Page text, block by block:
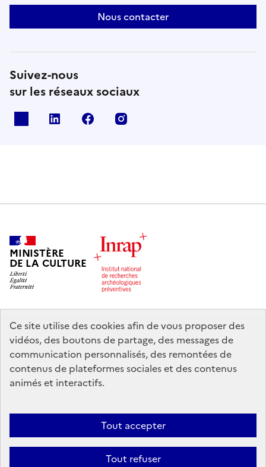
Ce site utilise des cookies afin de vous proposer des
vidéos, des boutons de partage, des messages de
communication personnalisés, des remontées de
contenus de plateformes sociales et des contenus
animés et interactifs.
Tout accepter
Tout refuser
Nous contacter
Suivez-nous
sur les réseaux sociaux
Linkedin Facebook
MINISTÈRE
DE LA CULTURE
legifrance.gouv.fr
info.gouv.fr
service-public.gouv.fr
data.gouv.fr
Nous contacter Mentions légales
Accessibilité : partiellement
Politique d’utilisation des témoins de connexion (cookies)
Politique générale de protection des données